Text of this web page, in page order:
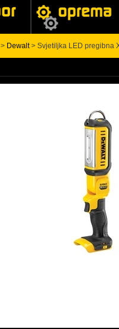
> Dewalt> Svjetiljka LED pregibna